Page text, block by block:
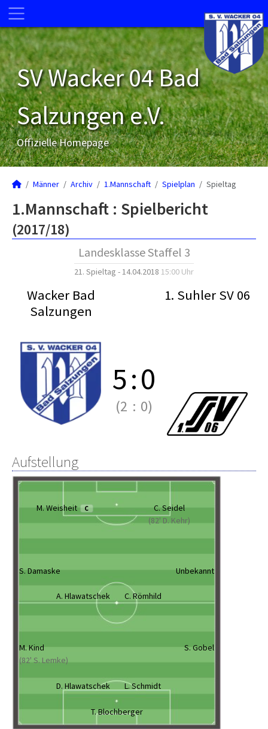
SV Wacker 04 Bad
Salzungen e.V.
Offizielle Homepage
Männer Archiv 1.Mannschaft Spielplan Spieltag
1.Mannschaft : Spielbericht
(2017/18)
Landesklasse Staffel 3
21. Spieltag - 14.04.2018 15:00 Uhr
Wacker Bad
Salzungen
1. Suhler SV 06
5:0
(2 : 0)
Aufstellung
M. Weisheit C
C. Seidel
(82' D. Kehr)
S. Damaske Unbekannt
A. Hlawatschek C. Römhild
M. Kind
(82' S. Lemke)
S. Gobel
D. Hlawatschek L. Schmidt
T. Blochberger